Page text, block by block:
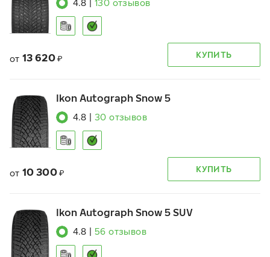
4.8 130 отзывов
от 13 620 ₽ КУПИТЬ
Ikon Autograph Snow 5
4.8 30 отзывов
от 10 300 ₽ КУПИТЬ
Ikon Autograph Snow 5 SUV
4.8 56 отзывов